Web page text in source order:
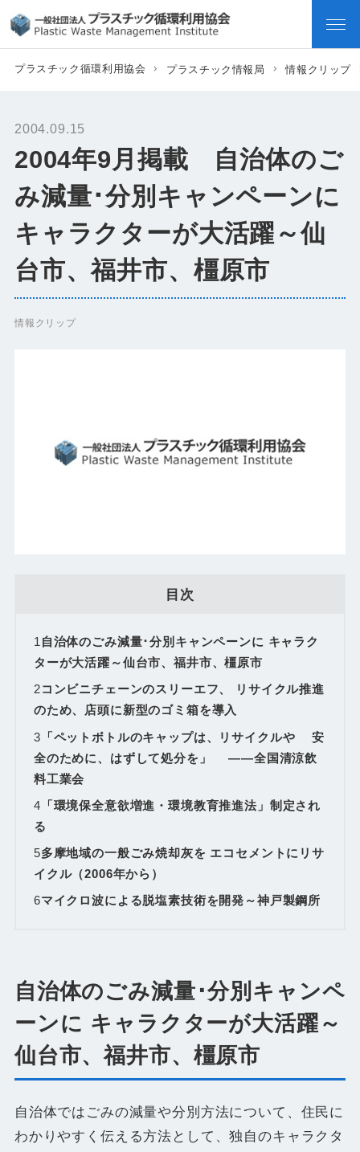
プラスチック循環利用協会 プラスチック情報局 情報クリップ
2004.09.15
2004年9月掲載 自治体のご
み減量･分別キャンペーンに
キャラクターが大活躍～仙
台市、福井市、橿原市
情報クリップ
目次
1 自治体のごみ減量･分別キャンペーンに キャラク
ターが大活躍～仙台市、福井市、橿原市
2コンビニチェーンのスリーエフ、 リサイクル推進
のため、店頭に新型のゴミ箱を導入
3 「ペットボトルのキャップは、リサイクルや 安
全のために、はずして処分を」 ――全国清涼飲
料工業会
4 「環境保全意欲増進・環境教育推進法」制定され
る
5多摩地域の一般ごみ焼却灰を エコセメントにリサ
イクル（2006年から）
6マイクロ波による脱塩素技術を開発～神戸製鋼所
自治体のごみ減量･分別キャンペ
ーンに キャラクターが大活躍～
仙台市、福井市、橿原市
自治体ではごみの減量や分別方法について、住民に
わかりやすく伝える方法として、独自のキャラクタ